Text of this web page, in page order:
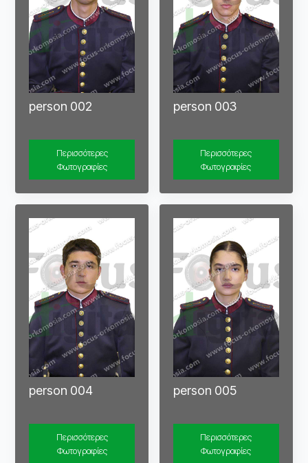
person 002
Περισσότερες
Φωτογραφίες
person 003
Περισσότερες
Φωτογραφίες
person 004
Περισσότερες
Φωτογραφίες
person 005
Περισσότερες
Φωτογραφίες